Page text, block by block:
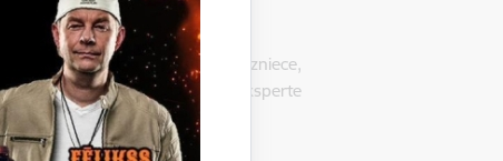
Anita Birzniece,
"DropIn" neformālās izglītības eksperte